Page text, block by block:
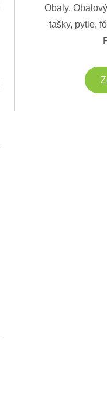
Obaly,
tašky, pytle,